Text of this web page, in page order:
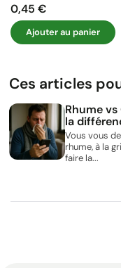
Prix
0,45 €
Ajouter au panier
Ces articles
Rhume
la
Vous vous
rhume, à la
faire la...